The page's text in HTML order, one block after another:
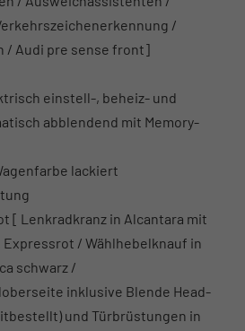
/
/ Audi pre sense front]
einstell-, beheiz- und
abblendend mit Memory-
lackiert
[ Lenkradkranz in Alcantara mit
/ Wählhebelknauf in
schwarz /
inklusive Blende Head-
und Türbrüstungen in